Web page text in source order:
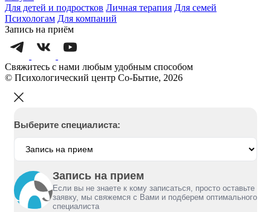
Для детей и подростков Личная терапия Для семей
Психологам Для компаний
Запись на приём
Свяжитесь с нами любым удобным способом
© Психологический центр Со-Бытие, 2026
Выберите специалиста:
Запись на прием
Если вы не знаете к кому записаться, просто оставьте
заявку, мы свяжемся с Вами и подберем оптимального
специалиста